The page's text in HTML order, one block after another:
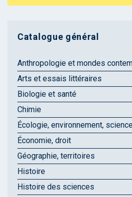
Catalogue général
Anthropologie et mondes
Arts et essais littéraires
Biologie et santé
Chimie
Écologie, environnement,
Économie, droit
Géographie, territoires
Histoire
Histoire des sciences